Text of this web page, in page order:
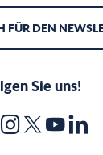
FÜR DEN
Sie uns!